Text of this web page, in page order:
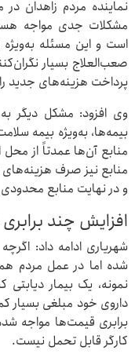
نماینده مردم زاهدان
مشکلات جدی مواجه
است و این مسئله به‌ویژه
صعب‌العلاج بسیار
پرداخت هزینه‌های جدید را
وی افزود: مشکل دیگر به
بیمه‌ها، به‌ویژه بیمه
منابع آن‌ها عمدتاً از
منابع نیز صرف
و در نهایت منابع محدودی
افزایش چند برابری
شهریاری ادامه داد:
شده اما در عمل مردم
نمونه، یک بیمار دیابتی
داروی خود مبلغی بسیار
برابری قیمت‌ها مواجه
کارگر قابل تحمل نیست.